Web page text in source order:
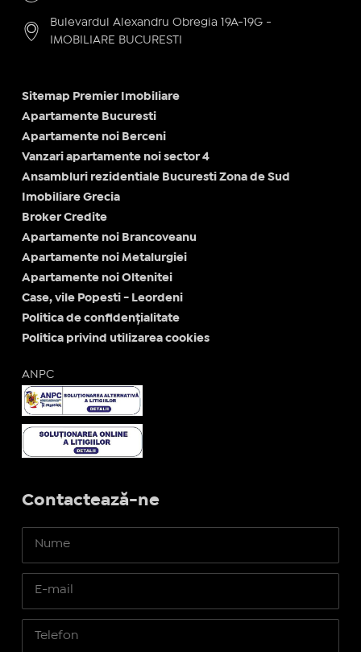
Bulevardul Alexandru Obregia 19A-19G -
IMOBILIARE BUCURESTI
Sitemap Premier Imobiliare
Apartamente Bucuresti
Apartamente noi Berceni
Vanzari apartamente noi sector 4
Ansambluri rezidentiale Bucuresti Zona de Sud
Imobiliare Grecia
Broker Credite
Apartamente noi Brancoveanu
Apartamente noi Metalurgiei
Apartamente noi Oltenitei
Case, vile Popesti - Leordeni
Politica de confidențialitate
Politica privind utilizarea cookies
ANPC
Contactează-ne